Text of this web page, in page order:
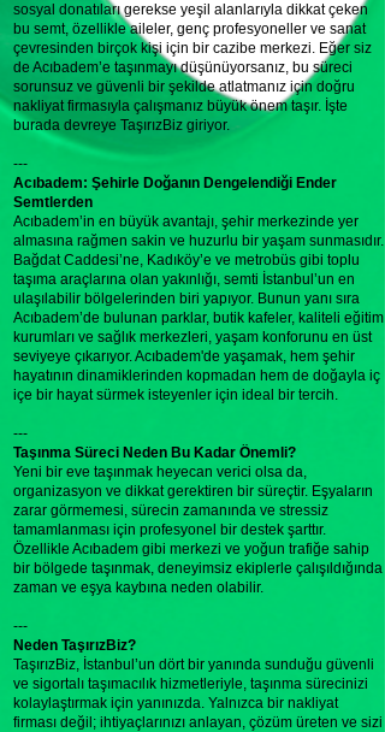
sosyal donatıları gerekse yeşil alanlarıyla dikkat çeken
bu semt, özellikle aileler, genç profesyoneller ve sanat
çevresinden birçok kişi için bir cazibe merkezi. Eğer siz
de Acıbadem’e taşınmayı düşünüyorsanız, bu süreci
sorunsuz ve güvenli bir şekilde atlatmanız için doğru
nakliyat firmasıyla çalışmanız büyük önem taşır. İşte
burada devreye TaşırızBiz giriyor.
---
Acıbadem: Şehirle Doğanın Dengelendiği Ender
Semtlerden
Acıbadem’in en büyük avantajı, şehir merkezinde yer
almasına rağmen sakin ve huzurlu bir yaşam sunmasıdır.
Bağdat Caddesi’ne, Kadıköy’e ve metrobüs gibi toplu
taşıma araçlarına olan yakınlığı, semti İstanbul’un en
ulaşılabilir bölgelerinden biri yapıyor. Bunun yanı sıra
Acıbadem’de bulunan parklar, butik kafeler, kaliteli eğitim
kurumları ve sağlık merkezleri, yaşam konforunu en üst
seviyeye çıkarıyor. Acıbadem'de yaşamak, hem şehir
hayatının dinamiklerinden kopmadan hem de doğayla iç
içe bir hayat sürmek isteyenler için ideal bir tercih.
---
Taşınma Süreci Neden Bu Kadar Önemli?
Yeni bir eve taşınmak heyecan verici olsa da,
organizasyon ve dikkat gerektiren bir süreçtir. Eşyaların
zarar görmemesi, sürecin zamanında ve stressiz
tamamlanması için profesyonel bir destek şarttır.
Özellikle Acıbadem gibi merkezi ve yoğun trafiğe sahip
bir bölgede taşınmak, deneyimsiz ekiplerle çalışıldığında
zaman ve eşya kaybına neden olabilir.
---
Neden TaşırızBiz?
TaşırızBiz, İstanbul’un dört bir yanında sunduğu güvenli
ve sigortalı taşımacılık hizmetleriyle, taşınma sürecinizi
kolaylaştırmak için yanınızda. Yalnızca bir nakliyat
firması değil; ihtiyaçlarınızı anlayan, çözüm üreten ve sizi